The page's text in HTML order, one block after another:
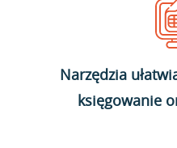
Narzędzia
księgowanie